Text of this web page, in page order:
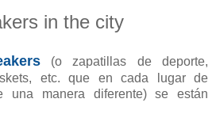
in the city
(o zapatillas de deporte,
etc. que en cada lugar de
una manera diferente) se están